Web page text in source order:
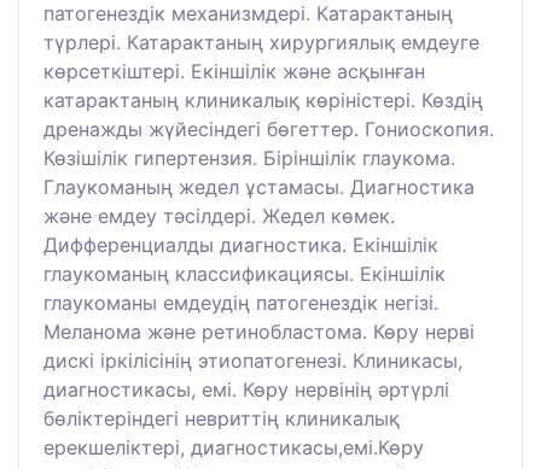
патогенездік механизмдері. Катарактаның
түрлері. Катарактаның хирургиялық емдеуге
көрсеткіштері. Екіншілік және асқынған
катарактаның клиникалық көріністері. Көздің
дренажды жүйесіндегі бөгеттер. Гониоскопия.
Көзішілік гипертензия. Біріншілік глаукома.
Глаукоманың жедел ұстамасы. Диагностика
және емдеу тәсілдері. Жедел көмек.
Дифференциалды диагностика. Екіншілік
глаукоманың классификациясы. Екіншілік
глаукоманы емдеудің патогенездік негізі.
Меланома және ретинобластома. Көру нерві
дискі іркілісінің этиопатогенезі. Клиникасы,
диагностикасы, емі. Көру нервінің әртүрлі
бөліктеріндегі невриттің клиникалық
ерекшеліктері, диагностикасы,емі.Көру